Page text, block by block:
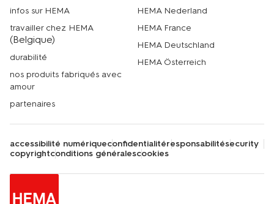
infos sur HEMA
travailler chez HEMA
(Belgique)
durabilité
nos produits fabriqués avec
amour
partenaires
HEMA Nederland
HEMA France
HEMA Deutschland
HEMA Österreich
accessibilité numériqueconfidentialitéresponsabilitésecurity
copyrightconditions généralescookies